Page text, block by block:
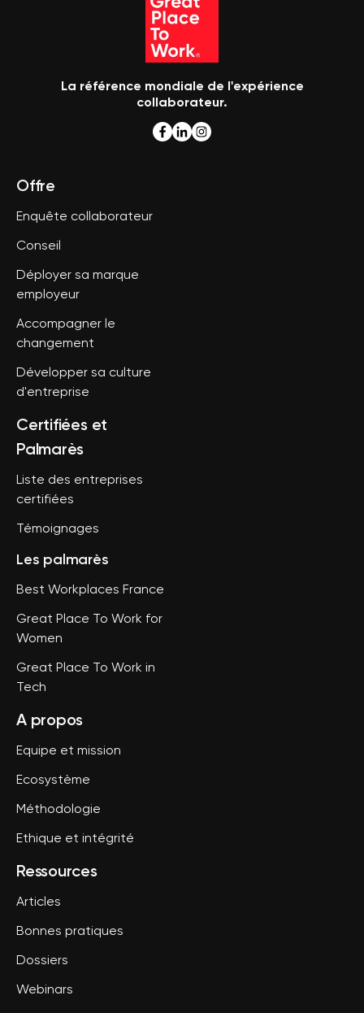
La référence mondiale de l'expérience
collaborateur.
Offre
Enquête collaborateur
Conseil
Déployer sa marque
employeur
Accompagner le
changement
Développer sa culture
d'entreprise
Certifiées et
Palmarès
Liste des entreprises
certifiées
Témoignages
Les palmarès
Best Workplaces France
Great Place To Work for
Women
Great Place To Work in
Tech
A propos
Equipe et mission
Ecosystème
Méthodologie
Ethique et intégrité
Ressources
Articles
Bonnes pratiques
Dossiers
Webinars